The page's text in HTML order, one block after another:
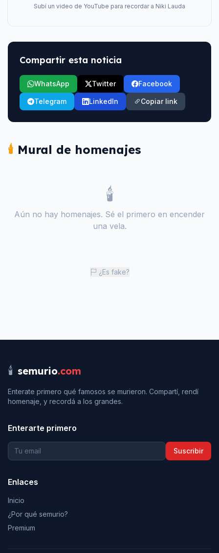
Subí un video de YouTube para recordar a Niki Lauda
Compartir esta noticia
WhatsApp Twitter Facebook
Telegram LinkedIn Copiar link
🕯️ Mural de homenajes
🕯️
Aún no hay homenajes. Sé el primero en encender
una vela.
¿Es fake?
🕯️ semurio.com
Enterate primero qué famosos se murieron. Compartí, rendí
homenaje, y recordá a los grandes.
Enterarte primero
Suscribir
Enlaces
Inicio
¿Por qué semurio?
Premium